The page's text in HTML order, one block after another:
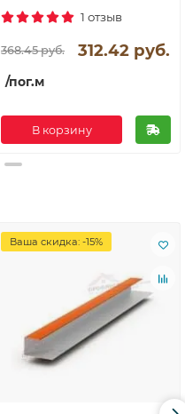
1 отзыв
368.45 руб. 312.42 руб.
/пог.м
В корзину
Ваша скидка: -15%